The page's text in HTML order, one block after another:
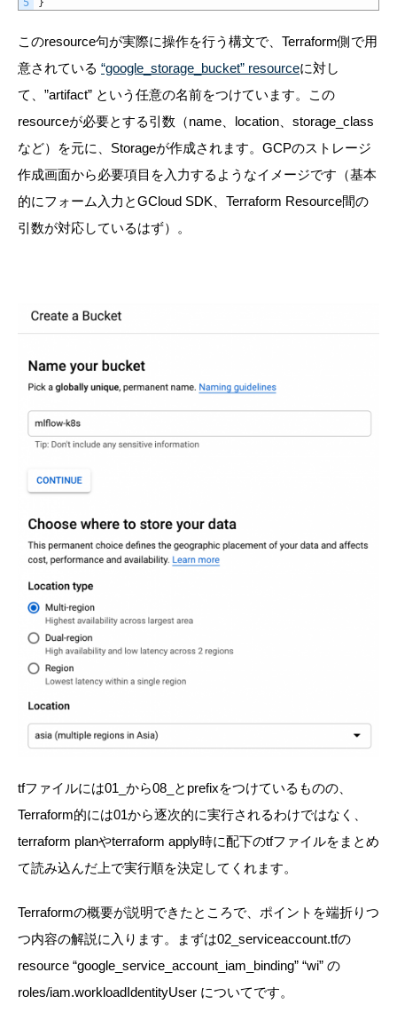
このresource句が実際に操作を行う構文で、Terraform側で用
意されている “google_storage_bucket” resourceに対し
て、”artifact” という任意の名前をつけています。この
resourceが必要とする引数（name、location、storage_class
など）を元に、Storageが作成されます。GCPのストレージ
作成画面から必要項目を入力するようなイメージです（基本
的にフォーム入力とGCloud SDK、Terraform Resource間の
引数が対応しているはず）。
tfファイルには01_から08_とprefixをつけているものの、
Terraform的には01から逐次的に実行されるわけではなく、
terraform planやterraform apply時に配下のtfファイルをまとめ
て読み込んだ上で実行順を決定してくれます。
Terraformの概要が説明できたところで、ポイントを端折りつ
つ内容の解説に入ります。
まずは02_serviceaccount.tfの
resource “google_service_account_iam_binding” “wi” の
roles/iam.workloadIdentityUser についてです。